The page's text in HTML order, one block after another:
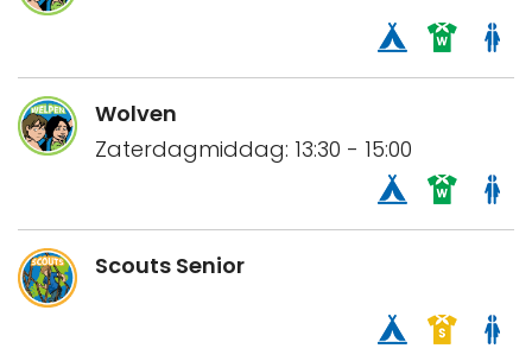
Wolven
Zaterdagmiddag: 13:30 - 15:00
Scouts Senior